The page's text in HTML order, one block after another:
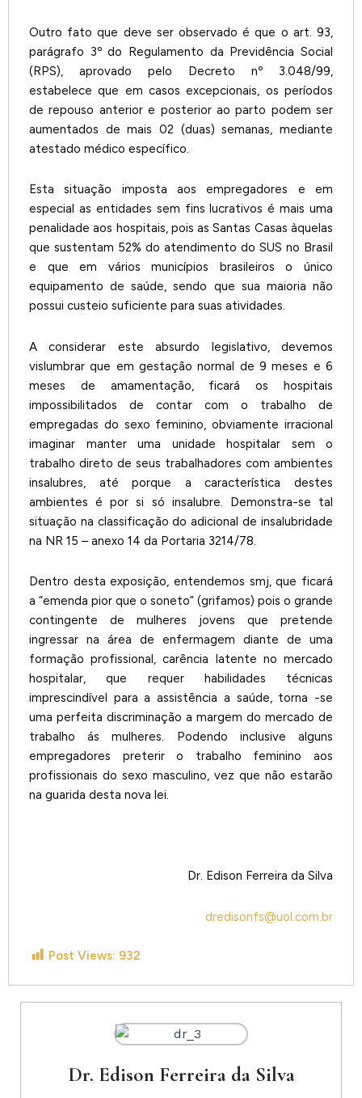
Outro fato que deve ser observado é que o art. 93,
parágrafo 3º do Regulamento da Previdência Social
(RPS), aprovado pelo Decreto nº 3.048/99,
estabelece que em casos excepcionais, os períodos
de repouso anterior e posterior ao parto podem ser
aumentados de mais 02 (duas) semanas, mediante
atestado médico específico.
Esta situação imposta aos empregadores e em
especial as entidades sem fins lucrativos é mais uma
penalidade aos hospitais, pois as Santas Casas àquelas
que sustentam 52% do atendimento do SUS no Brasil
e que em vários municípios brasileiros o único
equipamento de saúde, sendo que sua maioria não
possui custeio suficiente para suas atividades.
A considerar este absurdo legislativo, devemos
vislumbrar que em gestação normal de 9 meses e 6
meses de amamentação, ficará os hospitais
impossibilitados de contar com o trabalho de
empregadas do sexo feminino, obviamente irracional
imaginar manter uma unidade hospitalar sem o
trabalho direto de seus trabalhadores com ambientes
insalubres, até porque a característica destes
ambientes é por si só insalubre. Demonstra-se tal
situação na classificação do adicional de insalubridade
na NR 15 – anexo 14 da Portaria 3214/78.
Dentro desta exposição, entendemos smj, que ficará
a “emenda pior que o soneto” (grifamos) pois o grande
contingente de mulheres jovens que pretende
ingressar na área de enfermagem diante de uma
formação profissional, carência latente no mercado
hospitalar, que requer habilidades técnicas
imprescindível para a assistência a saúde, torna -se
uma perfeita discriminação a margem do mercado de
trabalho ás mulheres. Podendo inclusive alguns
empregadores preterir o trabalho feminino aos
profissionais do sexo masculino, vez que não estarão
na guarida desta nova lei.
Dr. Edison Ferreira da Silva
dredisonfs@uol.com.br
Post Views: 932
Dr. Edison Ferreira da Silva